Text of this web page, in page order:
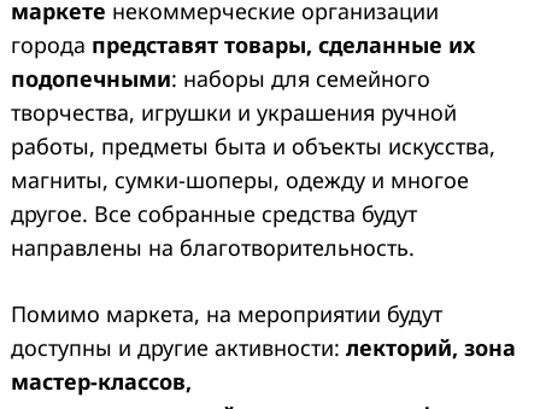
маркете некоммерческие организации
города представят товары, сделанные их
подопечными: наборы для семейного
творчества, игрушки и украшения ручной
работы, предметы быта и объекты искусства,
магниты, сумки-шоперы, одежду и многое
другое. Все собранные средства будут
направлены на благотворительность.
Помимо маркета, на мероприятии будут
доступны и другие активности: лекторий, зона
мастер-классов,